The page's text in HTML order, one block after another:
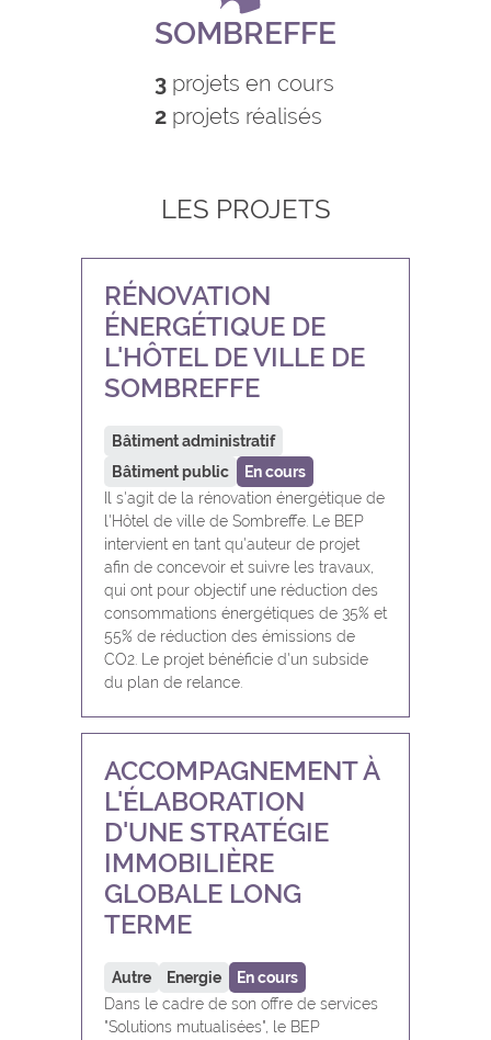
SOMBREFFE
3 projets en cours
2 projets réalisés
LES PROJETS
RÉNOVATION
ÉNERGÉTIQUE DE
L'HÔTEL DE VILLE DE
SOMBREFFE
Bâtiment administratif
Bâtiment public
En cours
Il s'agit de la rénovation énergétique de
l'Hôtel de ville de Sombreffe. Le BEP
intervient en tant qu'auteur de projet
afin de concevoir et suivre les travaux,
qui ont pour objectif une réduction des
consommations énergétiques de 35% et
55% de réduction des émissions de
CO2. Le projet bénéficie d'un subside
du plan de relance.
ACCOMPAGNEMENT À
L'ÉLABORATION
D'UNE STRATÉGIE
IMMOBILIÈRE
GLOBALE LONG
TERME
Autre Energie
En cours
Dans le cadre de son offre de services
"Solutions mutualisées", le BEP